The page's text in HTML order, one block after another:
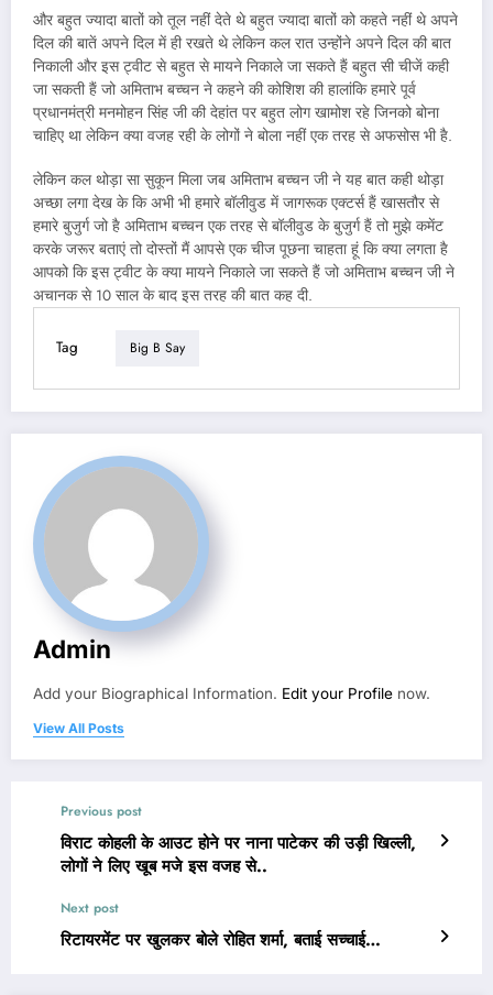
और बहुत ज्यादा बातों को तूल नहीं देते थे बहुत ज्यादा बातों को कहते नहीं थे अपने
दिल की बातें अपने दिल में ही रखते थे लेकिन कल रात उन्होंने अपने दिल की बात
निकाली और इस ट्वीट से बहुत से मायने निकाले जा सकते हैं बहुत सी चीजें कही
जा सकती हैं जो अमिताभ बच्चन ने कहने की कोशिश की हालांकि हमारे पूर्व
प्रधानमंत्री मनमोहन सिंह जी की देहांत पर बहुत लोग खामोश रहे जिनको बोना
चाहिए था लेकिन क्या वजह रही के लोगों ने बोला नहीं एक तरह से अफसोस भी है.
लेकिन कल थोड़ा सा सुकून मिला जब अमिताभ बच्चन जी ने यह बात कही थोड़ा
अच्छा लगा देख के कि अभी भी हमारे बॉलीवुड में जागरूक एक्टर्स हैं खासतौर से
हमारे बुजुर्ग जो है अमिताभ बच्चन एक तरह से बॉलीवुड के बुजुर्ग हैं तो मुझे कमेंट
करके जरूर बताएं तो दोस्तों मैं आपसे एक चीज पूछना चाहता हूं कि क्या लगता है
आपको कि इस ट्वीट के क्या मायने निकाले जा सकते हैं जो अमिताभ बच्चन जी ने
अचानक से 10 साल के बाद इस तरह की बात कह दी.
Tag Big B Say
Admin
Add your Biographical Information. Edit your Profile now.
View All Posts
Previous post
विराट कोहली के आउट होने पर नाना पाटेकर की उड़ी खिल्ली,
लोगों ने लिए खूब मजे इस वजह से..
Next post
रिटायरमेंट पर खुलकर बोले रोहित शर्मा, बताई सच्चाई…